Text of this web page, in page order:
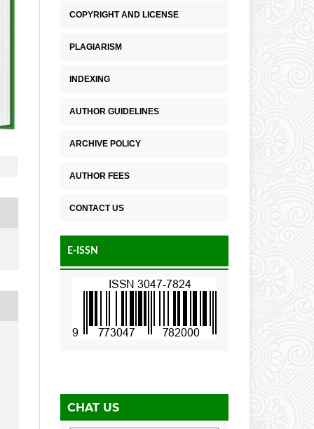
COPYRIGHT AND LICENSE
PLAGIARISM
INDEXING
AUTHOR GUIDELINES
ARCHIVE POLICY
AUTHOR FEES
CONTACT US
E-ISSN
CHAT US